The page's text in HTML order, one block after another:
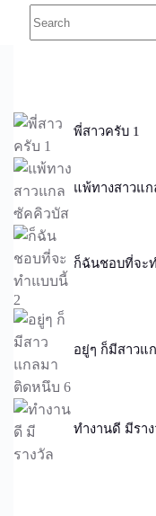
พี่สาวครับ 1
แพ้ทางสาวแ
ก็ฉันชอบที่จะ
อยู่ๆ ก็มีสาวแ
ทำงานดี มีราง